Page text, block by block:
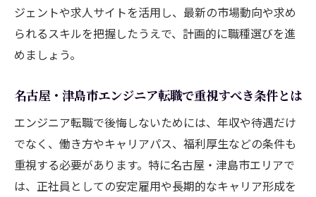
ジェントや求人サイトを活用し、最新の市場動向や求め
られるスキルを把握したうえで、計画的に職種選びを進
めましょう。
名古屋・津島市エンジニア転職で重視すべき条件とは
エンジニア転職で後悔しないためには、年収や待遇だけ
でなく、働き方やキャリアパス、福利厚生などの条件も
重視する必要があります。特に名古屋・津島市エリアで
は、正社員としての安定雇用や長期的なキャリア形成を